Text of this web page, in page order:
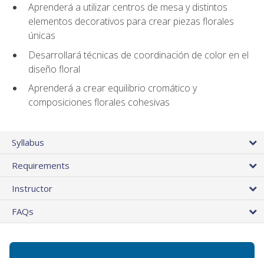
Aprenderá a utilizar centros de mesa y distintos
elementos decorativos para crear piezas florales
únicas
Desarrollará técnicas de coordinación de color en el
diseño floral
Aprenderá a crear equilibrio cromático y
composiciones florales cohesivas
Syllabus
Requirements
Instructor
FAQs